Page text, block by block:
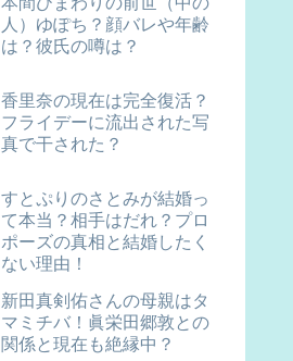
人）ゆぽち？顔バレや年齢
は？彼氏の噂は？
香里奈の現在は完全復活？
フライデーに流出された写
真で干された？
すとぷりのさとみが結婚っ
て本当？相手はだれ？プロ
ポーズの真相と結婚したく
ない理由！
新田真剣佑さんの母親はタ
マミチバ！眞栄田郷敦との
関係と現在も絶縁中？